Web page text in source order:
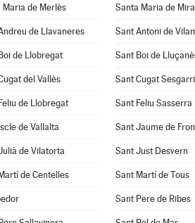
Maria de Merlès Santa Maria de
de Llavaneres Sant Antoni de
de Llobregat Sant Boi de
del Vallès Sant Cugat
de Llobregat Sant Feliu Sasserra
de Vallalta Sant Jaume de
de Vilatorta Sant Just Desvern
de Centelles Sant Martí de Tous
Sant Pere de Ribes